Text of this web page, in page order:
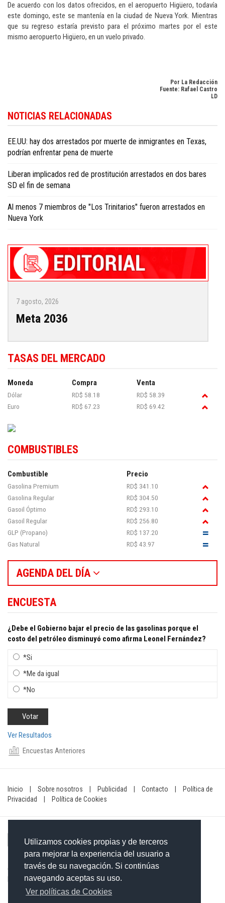
Utilizamos cookies propias y de terceros
para mejorar la experiencia del usuario a
través de su navegación. Si continúas
navegando aceptas su uso.
Ver políticas de Cookies
De acuerdo con los datos ofrecidos, en el aeropuerto Higüero, todavía
este domingo, este se mantenía en la ciudad de Nueva York. Mientras
que su regreso estaría previsto para el próximo martes por el este
mismo aeropuerto Higüero, en un vuelo privado.
Por La Redacción
Fuente: Rafael Castro
LD
Republic news in English.
NOTICIAS RELACIONADAS
EE.UU: hay dos arrestados por muerte de inmigrantes en Texas,
podrían enfrentar pena de muerte
Liberan implicados red de prostitución arrestados en dos bares
SD el fin de semana
Al menos 7 miembros de "Los Trinitarios" fueron arrestados en
Nueva York
7 agosto, 2026
Meta 2036
TASAS DEL MERCADO
Moneda Compra Venta
Dólar RD$ 58.18
RD$ 58.39
Euro
RD$ 67.23 RD$ 69.42
COMBUSTIBLES
Combustible Precio
Gasolina Premium
RD$ 341.10
Gasolina Regular
RD$ 304.50
Gasoil Óptimo
RD$ 293.10
Gasoil Regular
RD$ 256.80
GLP (Propano)
RD$ 137.20
Gas Natural
RD$ 43.97
AGENDA DEL DÍA
ENCUESTA
¿Debe el Gobierno bajar el precio de las gasolinas porque el
costo del petróleo disminuyó como afirma Leonel Fernández?
*Si
*Me da igual
*No
Ver Resultados
Encuestas Anteriores
Inicio Sobre nosotros Publicidad Contacto
Política de
Privacidad
Política de Cookies
Contacto: 849-754-4472
Email:redaccionxtra@gmail.com/ redaccionextra@gmail.com